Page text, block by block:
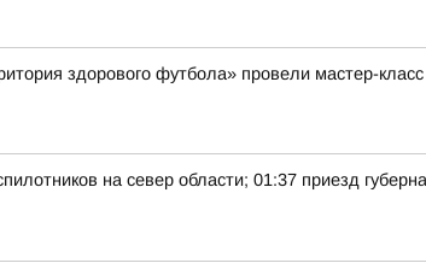
здорового футбола» провели мастер-
на север области; 01:37 приезд